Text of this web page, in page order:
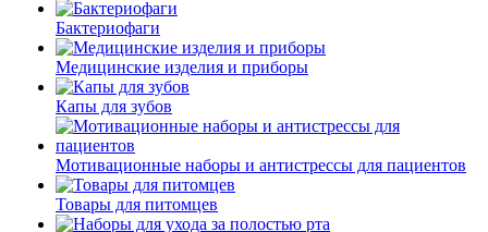
Бактериофаги
Медицинские изделия и приборы
Капы для зубов
Мотивационные наборы и антистрессы для пациентов
Товары для питомцев